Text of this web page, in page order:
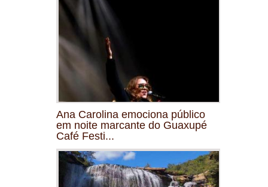
Ana Carolina emociona público
em noite marcante do Guaxupé
Café Festi...